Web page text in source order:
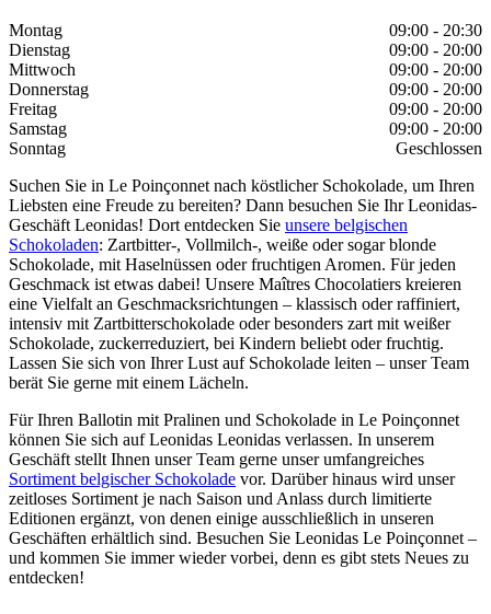
Montag
09:00 - 20:30
Dienstag
09:00 - 20:00
Mittwoch
09:00 - 20:00
Donnerstag
09:00 - 20:00
Freitag
09:00 - 20:00
Samstag
09:00 - 20:00
Sonntag
Geschlossen
Suchen Sie in Le Poinçonnet nach köstlicher Schokolade, um Ihren
Liebsten eine Freude zu bereiten? Dann besuchen Sie Ihr Leonidas-
Geschäft Leonidas! Dort entdecken Sie unsere belgischen
Schokoladen: Zartbitter-, Vollmilch-, weiße oder sogar blonde
Schokolade, mit Haselnüssen oder fruchtigen Aromen. Für jeden
Geschmack ist etwas dabei! Unsere Maîtres Chocolatiers kreieren
eine Vielfalt an Geschmacksrichtungen – klassisch oder raffiniert,
intensiv mit Zartbitterschokolade oder besonders zart mit weißer
Schokolade, zuckerreduziert, bei Kindern beliebt oder fruchtig.
Lassen Sie sich von Ihrer Lust auf Schokolade leiten – unser Team
berät Sie gerne mit einem Lächeln.
Für Ihren Ballotin mit Pralinen und Schokolade in Le Poinçonnet
können Sie sich auf Leonidas Leonidas verlassen. In unserem
Geschäft stellt Ihnen unser Team gerne unser umfangreiches
Sortiment belgischer Schokolade vor. Darüber hinaus wird unser
zeitloses Sortiment je nach Saison und Anlass durch limitierte
Editionen ergänzt, von denen einige ausschließlich in unseren
Geschäften erhältlich sind. Besuchen Sie Leonidas Le Poinçonnet –
und kommen Sie immer wieder vorbei, denn es gibt stets Neues zu
entdecken!